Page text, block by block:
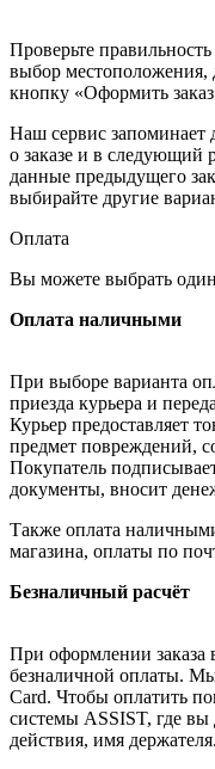
Проверьте
выбор
кнопку «Оформить
Наш сервис запоминает
о заказе и в следующий
данные предыдущего
выбирайте другие
Оплата
Вы можете выбрать
Оплата наличными
При выборе варианта
приезда курьера и
Курьер предоставляет
предмет повреждений,
Покупатель
документы, вносит
Также оплата
магазина, оплаты по
Безналичный расчёт
При оформлении заказа
безналичной оплаты.
Card. Чтобы оплатить
системы ASSIST, где
действия, имя держателя.